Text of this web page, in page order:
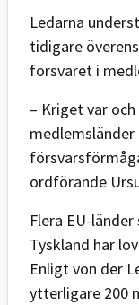
Ledarna
tidigare
försvaret i
– Kriget var
ordförande
Flera EU-
Tyskland har
Enligt von der
ytterligare 200